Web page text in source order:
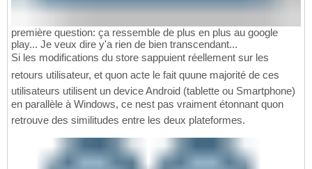
première question: ça ressemble de plus en plus au google
play... Je veux dire y'a rien de bien transcendant...
Si les modifications du store sappuient réellement sur les
retours utilisateur, et quon acte le fait quune majorité de ces
utilisateurs utilisent un device Android (tablette ou Smartphone)
en parallèle à Windows, ce nest pas vraiment étonnant quon
retrouve des similitudes entre les deux plateformes.